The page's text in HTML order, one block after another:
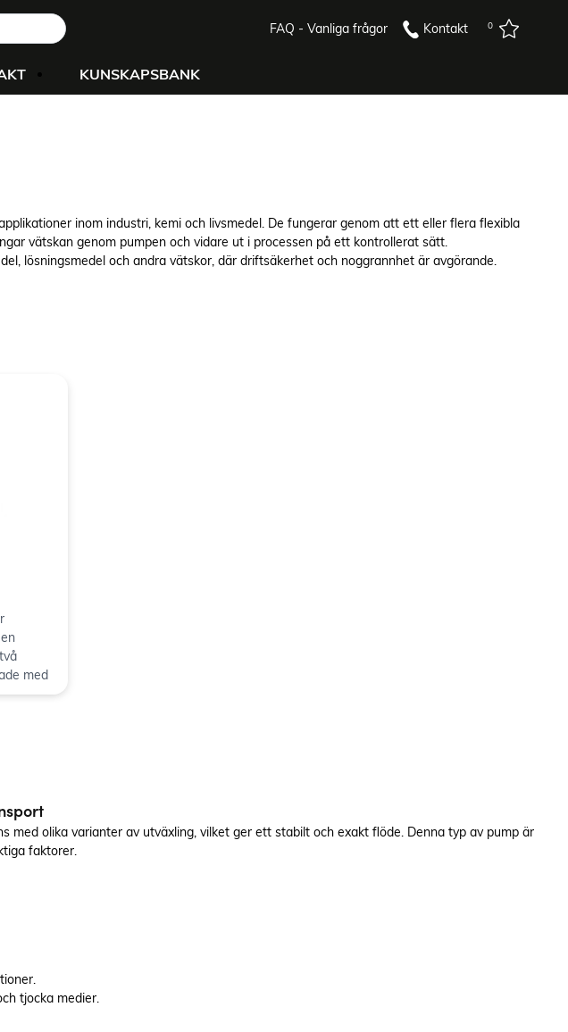
FAQ - Vanliga frågor Kontakt 0
KUNSKAPSBANK
inom industri, kemi och livsmedel. De fungerar genom att ett eller flera flexibla
vätskan genom pumpen och vidare ut i processen på ett kontrollerat sätt.
lösningsmedel och andra vätskor, där driftsäkerhet och noggrannhet är avgörande.
med
de
av allt
till
bitar
med olika varianter av utväxling, vilket ger ett stabilt och exakt flöde. Denna typ av pump är
faktorer.
tjocka medier.